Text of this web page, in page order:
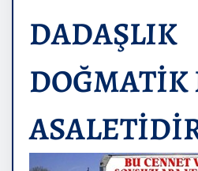
DADAŞLIK
DOĞMATİK